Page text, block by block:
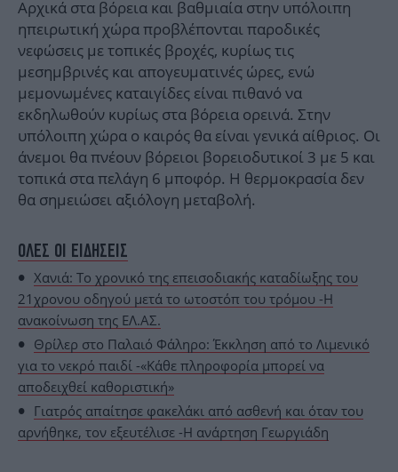
Αρχικά στα βόρεια και βαθμιαία στην υπόλοιπη
ηπειρωτική χώρα προβλέπονται παροδικές
νεφώσεις με τοπικές βροχές, κυρίως τις
μεσημβρινές και απογευματινές ώρες, ενώ
μεμονωμένες καταιγίδες είναι πιθανό να
εκδηλωθούν κυρίως στα βόρεια ορεινά. Στην
υπόλοιπη χώρα ο καιρός θα είναι γενικά αίθριος. Οι
άνεμοι θα πνέουν βόρειοι βορειοδυτικοί 3 με 5 και
τοπικά στα πελάγη 6 μποφόρ. Η θερμοκρασία δεν
θα σημειώσει αξιόλογη μεταβολή.
ΟΛΕΣ ΟΙ ΕΙΔΗΣΕΙΣ
Χανιά: Το χρονικό της επεισοδιακής καταδίωξης του
21χρονου οδηγού μετά το ωτοστόπ του τρόμου -Η
ανακοίνωση της ΕΛ.ΑΣ.
Θρίλερ στο Παλαιό Φάληρο: Έκκληση από το Λιμενικό
για το νεκρό παιδί -«Κάθε πληροφορία μπορεί να
αποδειχθεί καθοριστική»
Γιατρός απαίτησε φακελάκι από ασθενή και όταν του
αρνήθηκε, τον εξευτέλισε -Η ανάρτηση Γεωργιάδη